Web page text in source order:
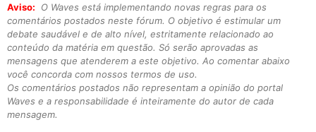
Aviso:
O Waves está implementando novas regras para os
comentários postados neste fórum. O objetivo é estimular um
debate saudável e de alto nível, estritamente relacionado ao
conteúdo da matéria em questão. Só serão aprovadas as
mensagens que atenderem a este objetivo. Ao comentar abaixo
você concorda com nossos termos de uso.
Os comentários postados não representam a opinião do portal
Waves e a responsabilidade é inteiramente do autor de cada
mensagem.